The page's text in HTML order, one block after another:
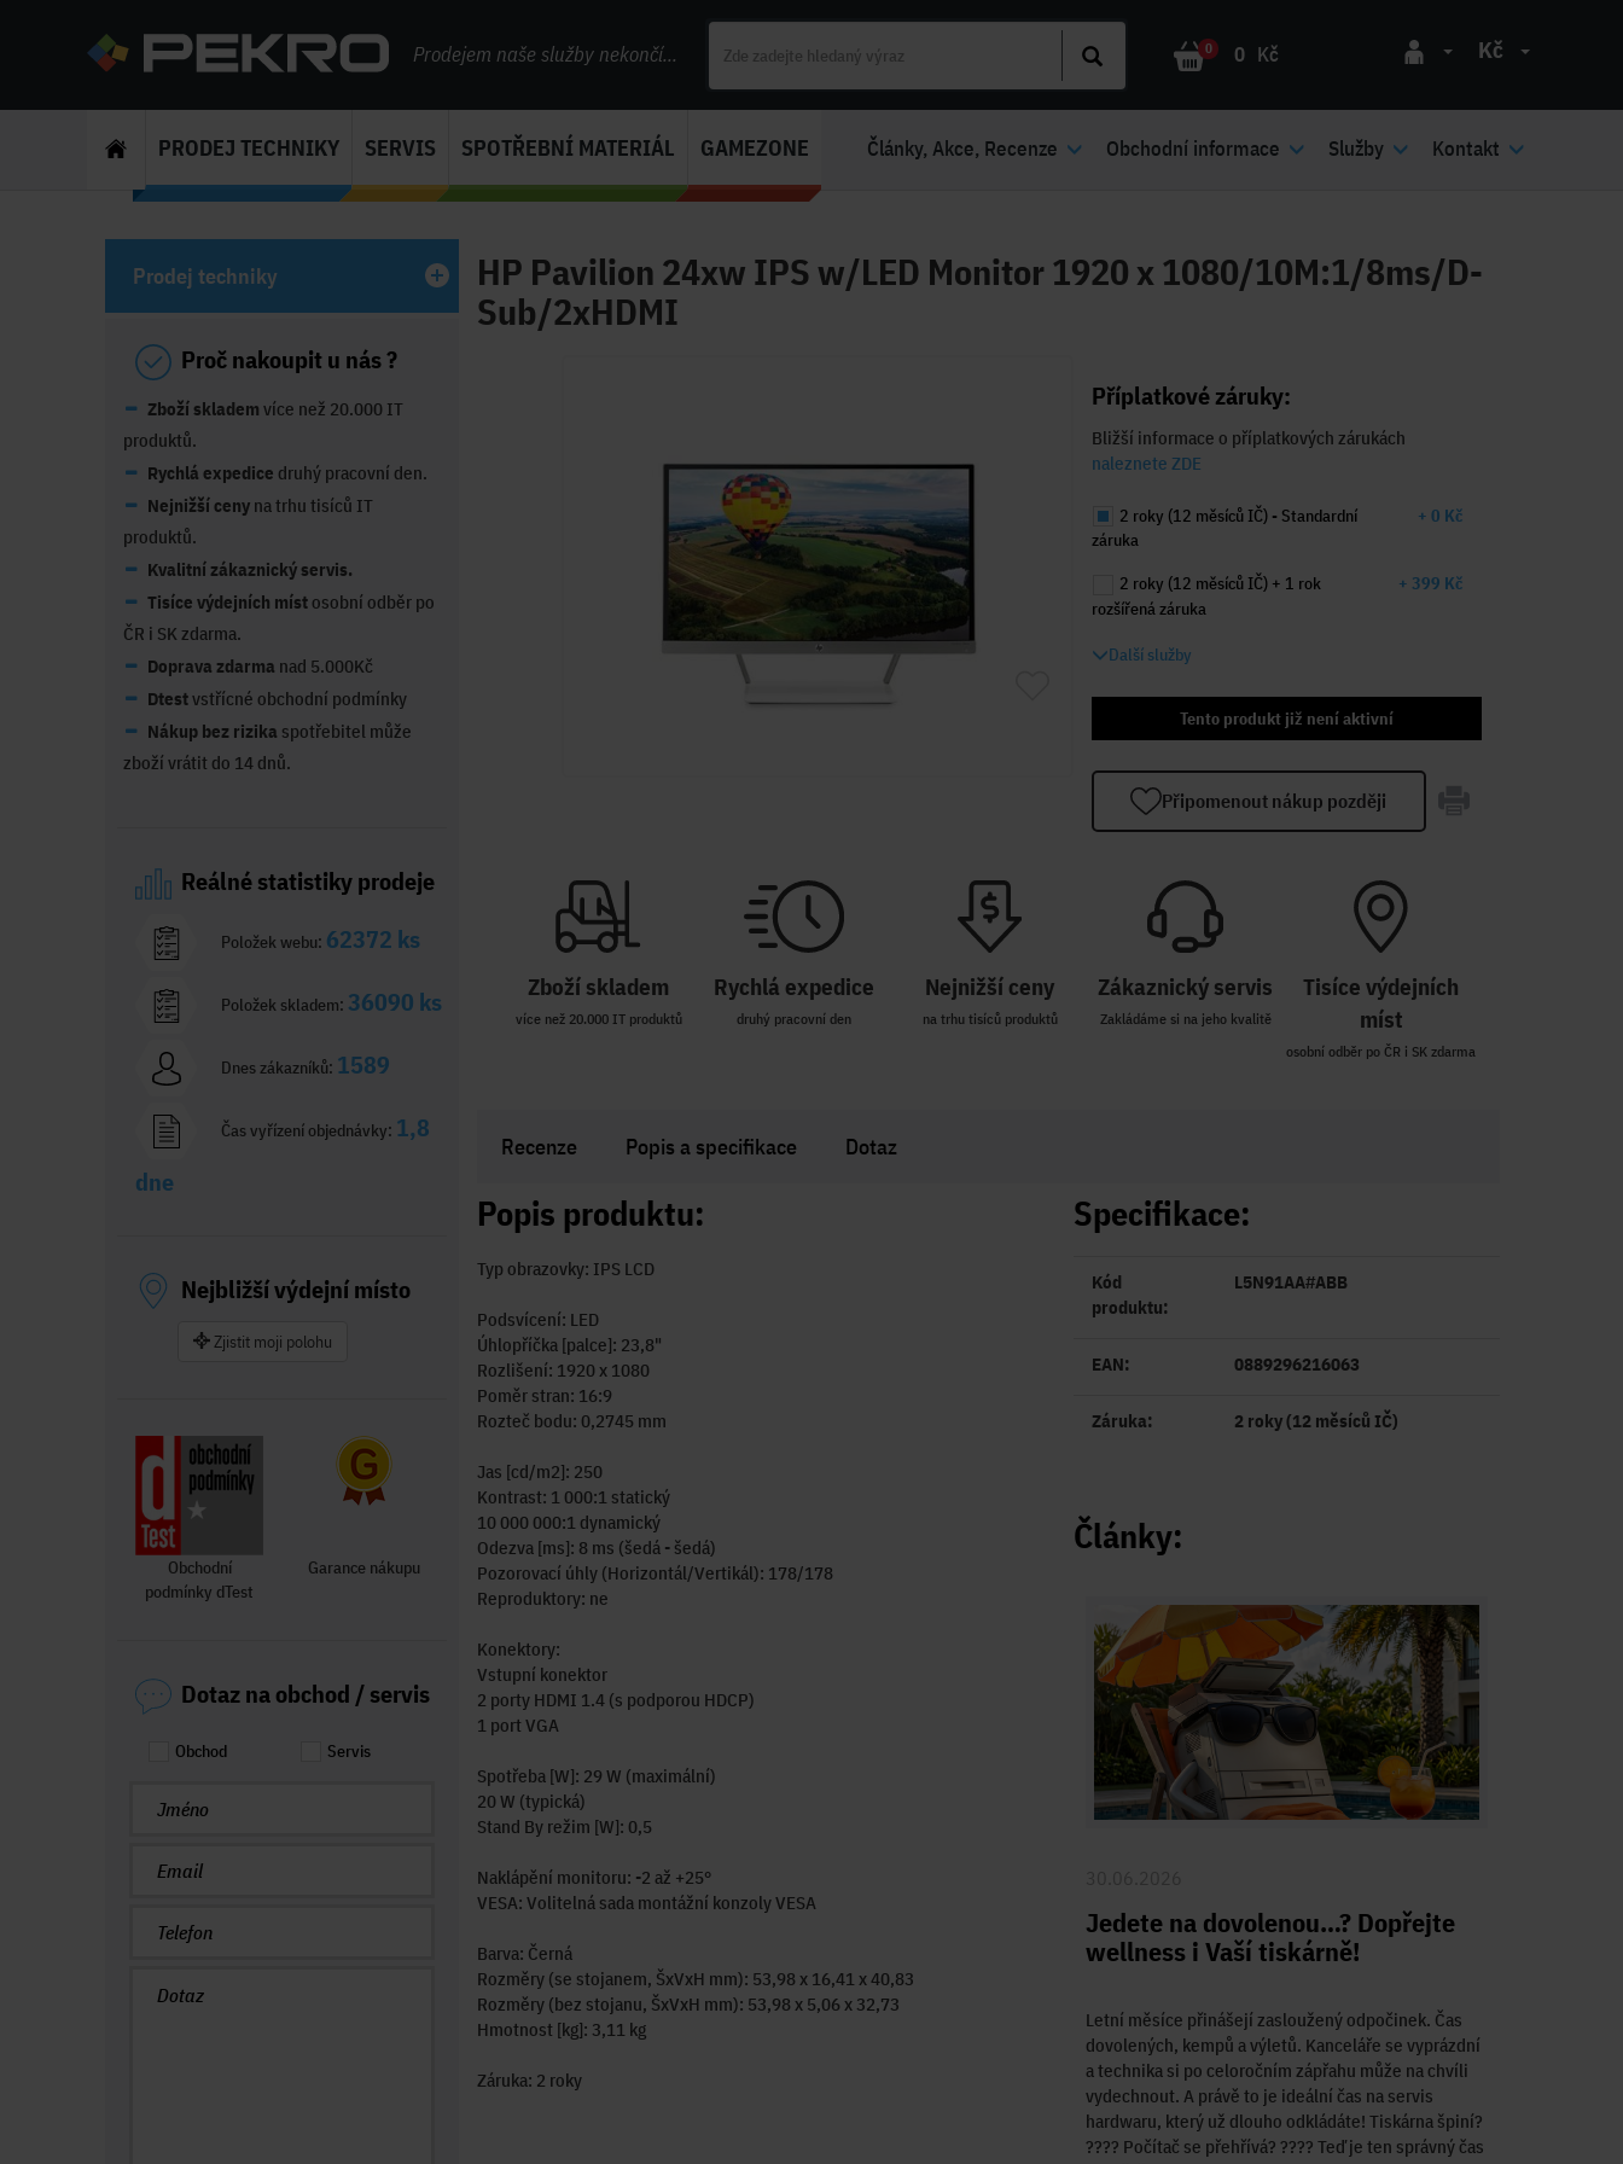
Prodejem naše služby nekončí... 0 0 Kč Kč
PRODEJ TECHNIKY SERVIS SPOTŘEBNÍ MATERIÁL GAMEZONE Články, Akce, Recenze Obchodní informace Služby Kontakt
HP Pavilion 24xw IPS w/LED Monitor 1920 x 1080/10M:1/8ms/D-
Sub/2xHDMI
Příplatkové záruky:
Bližší informace o příplatkových zárukách
naleznete ZDE
2 roky (12 měsíců IČ) - Standardní
záruka
+ 0 Kč
2 roky (12 měsíců IČ) + 1 rok
rozšířená záruka
+ 399 Kč
Další služby
Tento produkt již není aktivní
Připomenout nákup později
Zboží skladem
více než 20.000 IT produktů
Rychlá expedice
druhý pracovní den
Nejnižší ceny
na trhu tisíců produktů
Zákaznický servis
Zakládáme si na jeho kvalitě
Tisíce výdejních
míst
osobní odběr po ČR i SK zdarma
Recenze Popis a specifikace Dotaz
Popis produktu:
Typ obrazovky: IPS LCD
Podsvícení: LED
Úhlopříčka [palce]: 23,8"
Rozlišení: 1920 x 1080
Poměr stran: 16:9
Rozteč bodu: 0,2745 mm
Jas [cd/m2]: 250
Kontrast: 1 000:1 statický
10 000 000:1 dynamický
Odezva [ms]: 8 ms (šedá - šedá)
Pozorovací úhly (Horizontál/Vertikál): 178/178
Reproduktory: ne
Konektory:
Vstupní konektor
2 porty HDMI 1.4 (s podporou HDCP)
1 port VGA
Spotřeba [W]: 29 W (maximální)
20 W (typická)
Stand By režim [W]: 0,5
Naklápění monitoru: -2 až +25°
VESA: Volitelná sada montážní konzoly VESA
Barva: Černá
Rozměry (se stojanem, ŠxVxH mm): 53,98 x 16,41 x 40,83
Rozměry (bez stojanu, ŠxVxH mm): 53,98 x 5,06 x 32,73
Hmotnost [kg]: 3,11 kg
Záruka: 2 roky
Specifikace:
Kód
produktu:
L5N91AA#ABB
EAN: 0889296216063
Záruka: 2 roky (12 měsíců IČ)
Články:
Jedete na dovolenou…? Dopřejte
wellness i Vaší tiskárně!
Letní měsíce přinášejí zasloužený odpočinek. Čas
dovolených, kempů a výletů. Kanceláře se vyprázdní
a technika si po celoročním zápřahu může na chvíli
vydechnout. A právě to je ideální čas na servis
hardwaru, který už dlouho odkládáte! Tiskárna špiní?
????️ Počítač se přehřívá? ???? Teď je ten správný čas
Prodej techniky
Proč nakoupit u nás ?
Zboží skladem více než 20.000 IT
produktů.
Rychlá expedice druhý pracovní den.
Nejnižší ceny na trhu tisíců IT
produktů.
Kvalitní zákaznický servis.
Tisíce výdejních míst osobní odběr po
ČR i SK zdarma.
Doprava zdarma nad 5.000Kč
Dtestvstřícné obchodní podmínky
Nákup bez rizika spotřebitel může
zboží vrátit do 14 dnů.
Reálné statistiky prodeje
Položek webu: 62372 ks
Položek skladem: 36090 ks
Dnes zákazníků: 1589
Čas vyřízení objednávky: 1,8
dne
Nejbližší výdejní místo
Zjistit moji polohu
Obchodní
podmínky dTest
Garance nákupu
Dotaz na obchod / servis
Obchod Servis